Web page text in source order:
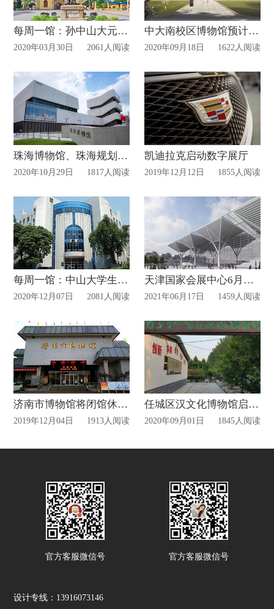
每周一馆：孙中山大元帅府纪念馆
2020年03月30日 2061人阅读
中大南校区博物馆预计2021竣工！
2020年09月18日 1622人阅读
珠海博物馆、珠海规划馆展览馆正式开放!
2020年10月29日 1817人阅读
凯迪拉克启动数字展厅
2019年12月12日 1855人阅读
每周一馆：中山大学生物博物馆
2020年12月07日 2081人阅读
天津国家会展中心6月将举办首场展会
2021年06月17日 1459人阅读
济南市博物馆将闭馆休整7天，展厅基础设施提升!
2019年12月04日 1913人阅读
任城区汉文化博物馆启用！
2020年09月01日 1845人阅读
官方客服微信号 官方客服微信号
设计专线：13916073146